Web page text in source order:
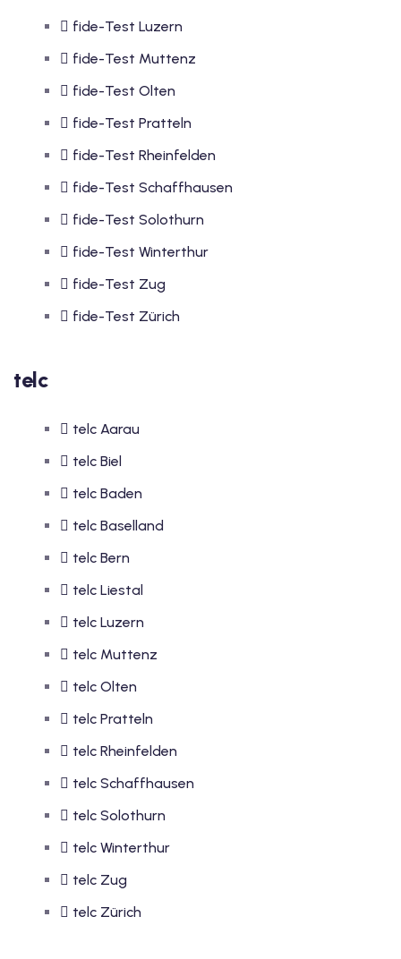
fide-Test Luzern
fide-Test Muttenz
fide-Test Olten
fide-Test Pratteln
fide-Test Rheinfelden
fide-Test Schaffhausen
fide-Test Solothurn
fide-Test Winterthur
fide-Test Zug
fide-Test Zürich
telc
telc Aarau
telc Biel
telc Baden
telc Baselland
telc Bern
telc Liestal
telc Luzern
telc Muttenz
telc Olten
telc Pratteln
telc Rheinfelden
telc Schaffhausen
telc Solothurn
telc Winterthur
telc Zug
telc Zürich